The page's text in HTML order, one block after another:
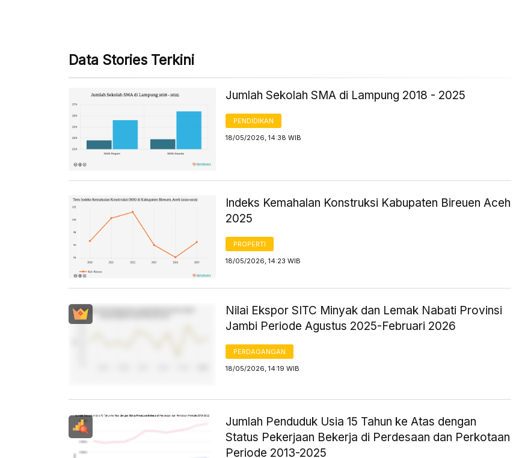
Data Stories Terkini
Jumlah Sekolah SMA di Lampung 2018 - 2025
PENDIDIKAN
18/05/2026, 14:38 WIB
Indeks Kemahalan Konstruksi Kabupaten Bireuen Aceh
2025
PROPERTI
18/05/2026, 14:23 WIB
Nilai Ekspor SITC Minyak dan Lemak Nabati Provinsi
Jambi Periode Agustus 2025-Februari 2026
PERDAGANGAN
18/05/2026, 14:19 WIB
Jumlah Penduduk Usia 15 Tahun ke Atas dengan
Status Pekerjaan Bekerja di Perdesaan dan Perkotaan
Periode 2013-2025